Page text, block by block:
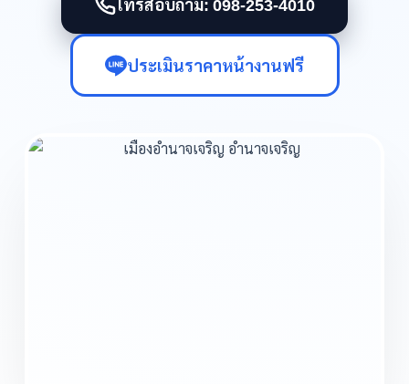
ประเมินราคาหน้างานฟรี